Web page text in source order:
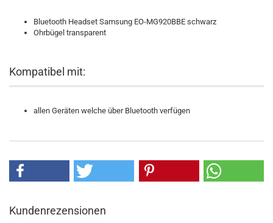
Bluetooth Headset Samsung EO-MG920BBE schwarz
Ohrbügel transparent
Kompatibel mit:
allen Geräten welche über Bluetooth verfügen
Kundenrezensionen